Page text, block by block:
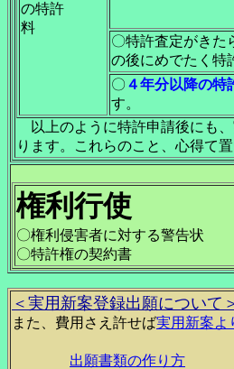
の特許
料
〇特許査定がきた
の後にめでたく特
〇 ４年分以降の特
す。
以上のように特許申請後にも
ります。これらのこと、心得て置
権利行使
〇権利侵害者に対する警告状
〇特許権の契約書
＜実用新案登録出願について
また、費用さえ許せば実用新案よ
出願書類の作り方